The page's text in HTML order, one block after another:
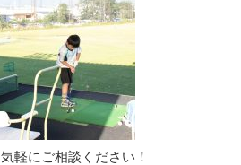
軽にご相談ください！